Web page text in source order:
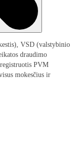
VSD (valstybinio
draudimo
PVM
mokesčius ir